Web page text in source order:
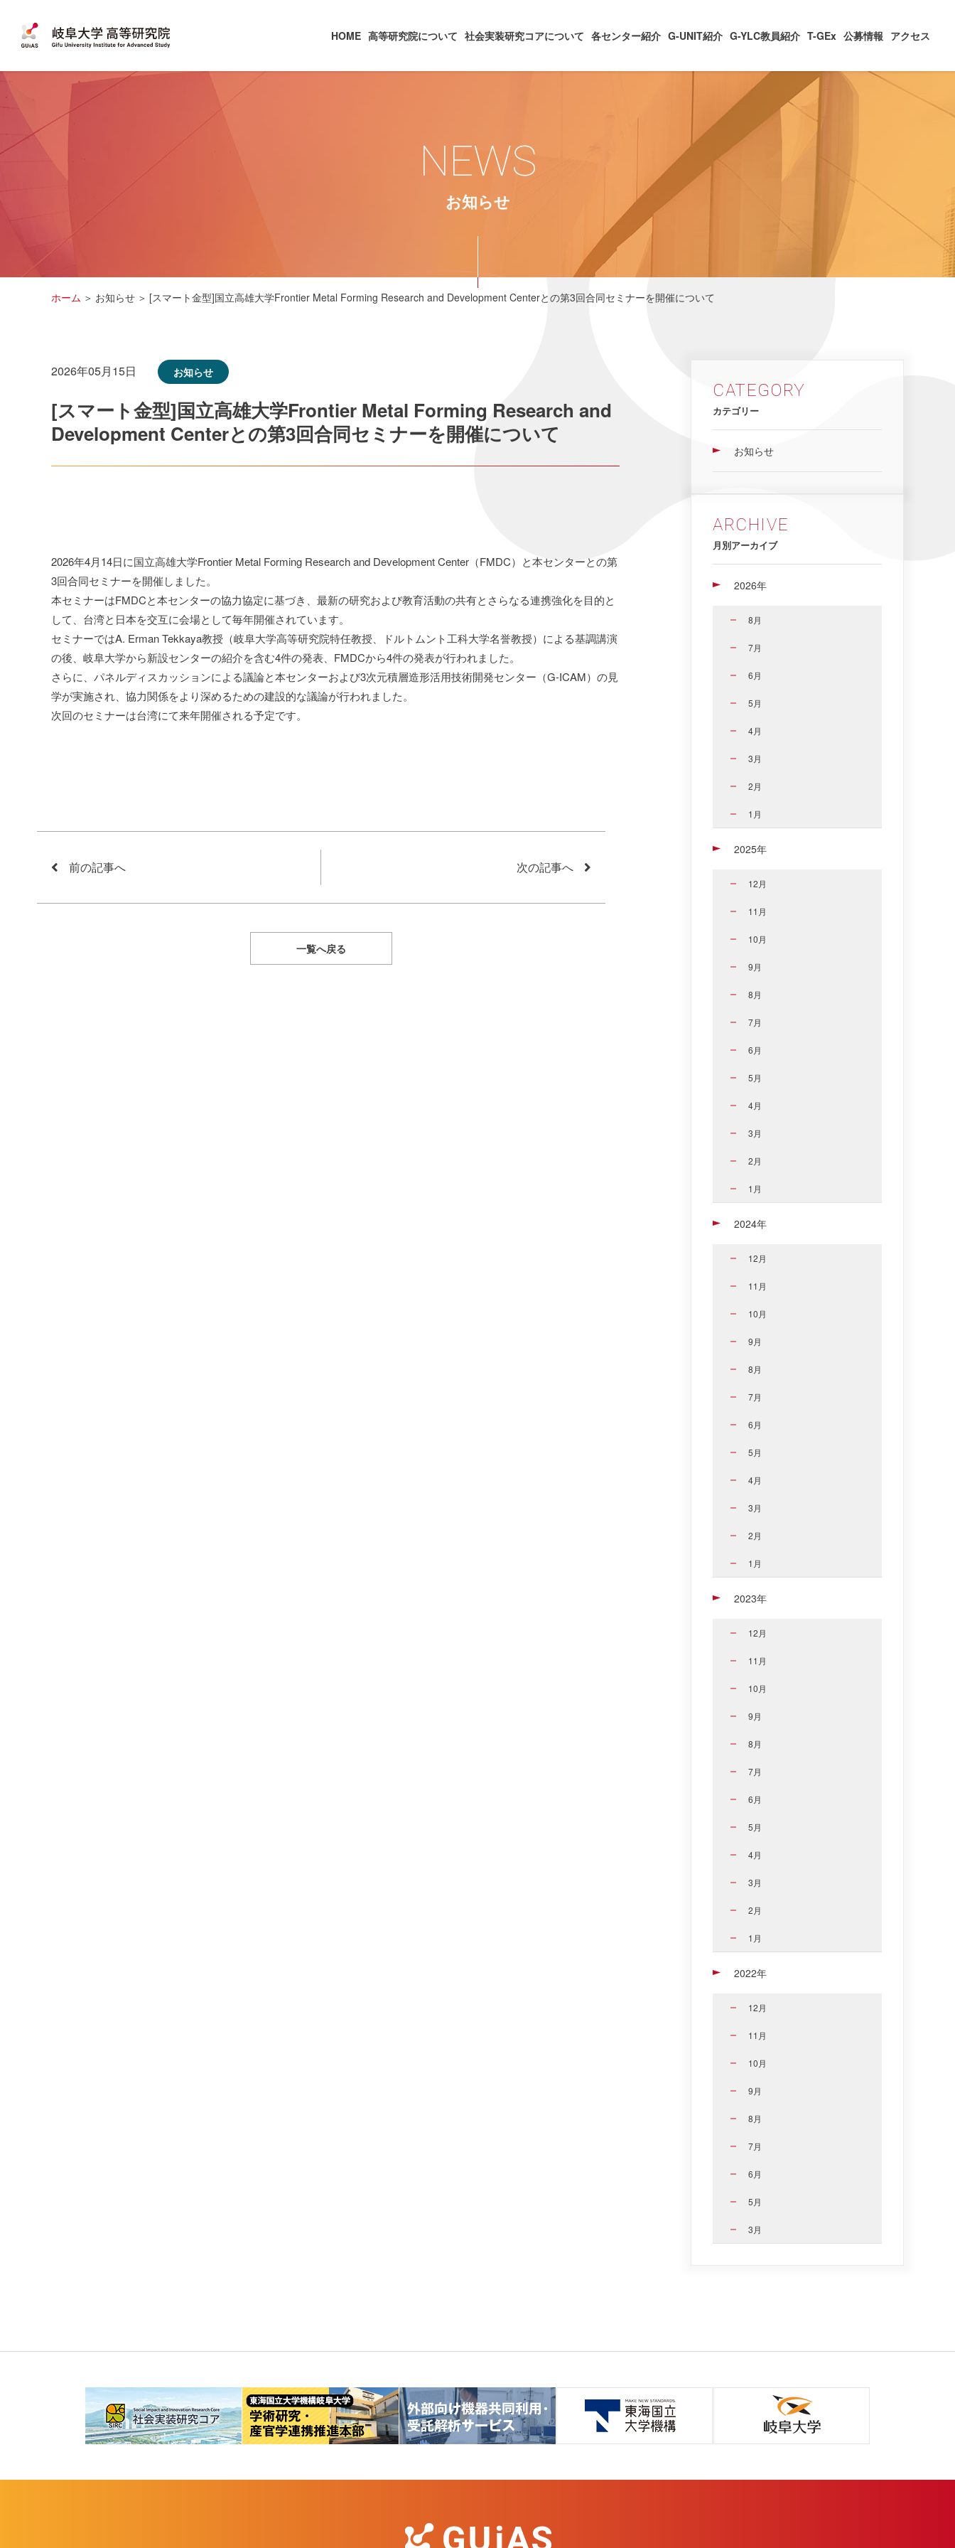
HOME 高等研究院について 社会実装研究コアについて 各センター紹介 G-UNIT紹介 G-YLC教員紹介 T-GEx 公募情報 アクセス
お知らせ
NEWS
ホーム お知らせ [スマート金型]国立高雄大学Frontier Metal Forming Research and Development Centerとの第3回合同セミナーを開催について
2026年05月15日 お知らせ
[スマート金型]国立高雄大学Frontier Metal Forming Research and
Development Centerとの第3回合同セミナーを開催について
2026年4月14日に国立高雄大学Frontier Metal Forming Research and Development Center（FMDC）と本センターとの第
3回合同セミナーを開催しました。
本セミナーはFMDCと本センターの協力協定に基づき、最新の研究および教育活動の共有とさらなる連携強化を目的と
して、台湾と日本を交互に会場として毎年開催されています。
セミナーではA. Erman Tekkaya教授（岐阜大学高等研究院特任教授、ドルトムント工科大学名誉教授）による基調講演
の後、岐阜大学から新設センターの紹介を含む4件の発表、FMDCから4件の発表が行われました。
さらに、パネルディスカッションによる議論と本センターおよび3次元積層造形活用技術開発センター（G-ICAM）の見
学が実施され、協力関係をより深めるための建設的な議論が行われました。
次回のセミナーは台湾にて来年開催される予定です。
前の記事へ 次の記事へ
一覧へ戻る
CATEGORY
カテゴリー
お知らせ
ARCHIVE
月別アーカイブ
2026年
8月
7月
6月
5月
4月
3月
2月
1月
2025年
12月
11月
10月
9月
8月
7月
6月
5月
4月
3月
2月
1月
2024年
12月
11月
10月
9月
8月
7月
6月
5月
4月
3月
2月
1月
2023年
12月
11月
10月
9月
8月
7月
6月
5月
4月
3月
2月
1月
2022年
12月
11月
10月
9月
8月
7月
6月
5月
3月